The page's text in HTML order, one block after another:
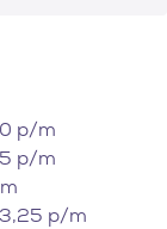
p/m
p/m
p/m